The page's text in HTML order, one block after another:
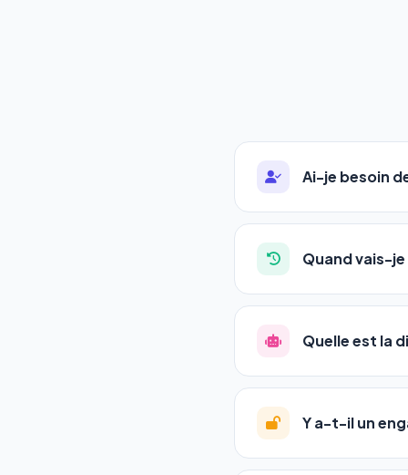
Ai-je besoin
Absolument pas.
auto-entrepreneurs,
l'adresse de votre
Quand vais-
La plupart de nos
progression
votre tableau de bord.
Quelle est la
LeSEO(Search
GEO(Generative
Gemini et Perplexity
deux simultanément
Y a-t-il un
Aucun engagement.